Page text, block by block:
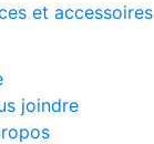
et accessoires
joindre